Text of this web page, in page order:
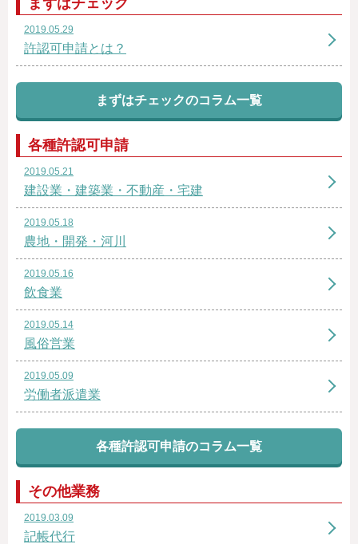
2019.05.29
許認可申請とは？
まずはチェックのコラム一覧
各種許認可申請
2019.05.21
建設業・建築業・不動産・宅建
2019.05.18
農地・開発・河川
2019.05.16
飲食業
2019.05.14
風俗営業
2019.05.09
労働者派遣業
各種許認可申請のコラム一覧
その他業務
2019.03.09
記帳代行